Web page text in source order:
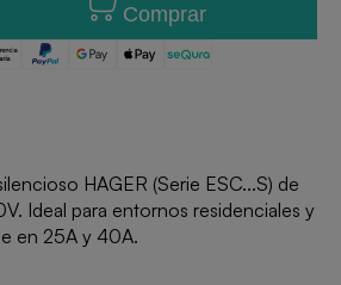
Comprar
HAGER (Serie ESC...S) de
Ideal para entornos residenciales y
en 25A y 40A.